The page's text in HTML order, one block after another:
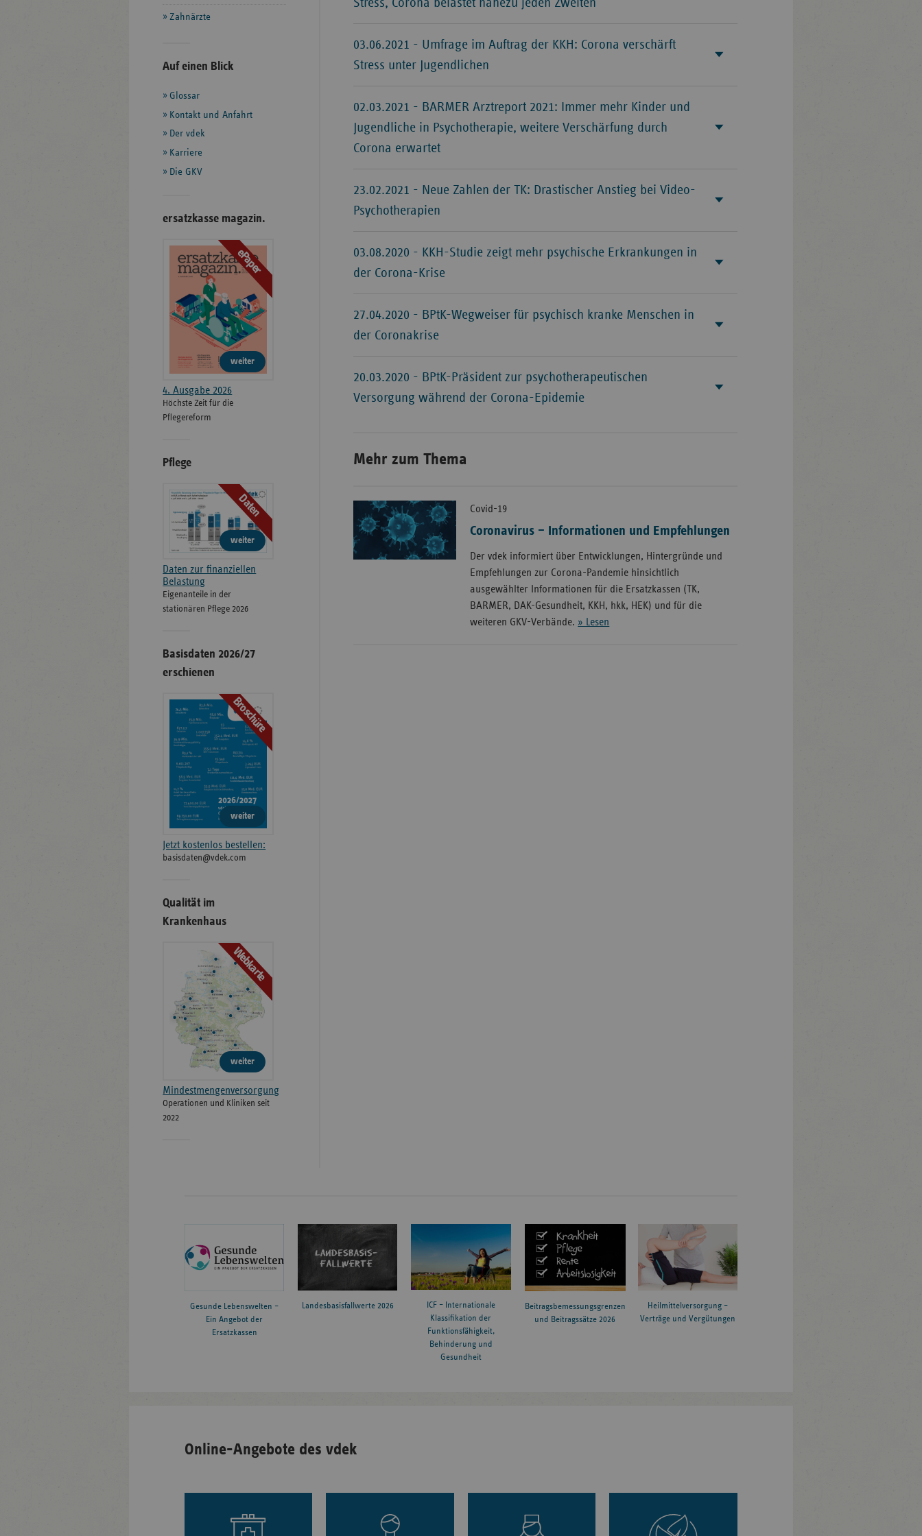
Stress, Corona belastet nahezu jeden Zweiten
03.06.2021 - Umfrage im Auftrag der KKH: Corona verschärft
Stress unter Jugendlichen
02.03.2021 - BARMER Arztreport 2021: Immer mehr Kinder und
Jugendliche in Psychotherapie, weitere Verschärfung durch
Corona erwartet
23.02.2021 - Neue Zahlen der TK: Drastischer Anstieg bei Video-
Psychotherapien
03.08.2020 - KKH-Studie zeigt mehr psychische Erkrankungen in
der Corona-Krise
27.04.2020 - BPtK-Wegweiser für psychisch kranke Menschen in
der Coronakrise
20.03.2020 - BPtK-Präsident zur psychotherapeutischen
Versorgung während der Corona-Epidemie
Mehr zum Thema
Covid-19
Coronavirus – Informationen und Empfehlungen
Der vdek informiert über Entwicklungen, Hintergründe und
Empfehlungen zur Corona-Pandemie hinsichtlich
ausgewählter Informationen für die Ersatzkassen (TK,
BARMER, DAK-Gesundheit, KKH, hkk, HEK) und für die
weiteren GKV-Verbände. » Lesen
Zahnärzte
Seitenleiste
weiteren
Informationen
Auf einen Blick
Glossar
Kontakt und Anfahrt
Der vdek
Karriere
Die GKV
ersatzkasse magazin.
ePaper
weiter
4. Ausgabe 2026
Höchste Zeit für die
Pflegereform
Pflege
Daten
weiter
Daten zur finanziellen
Belastung
Eigenanteile in der
stationären Pflege 2026
Basisdaten 2026/27
erschienen
Broschüre
weiter
Jetzt kostenlos bestellen:
basisdaten@vdek.com
Qualität im
Krankenhaus
Webkarte
weiter
Mindestmengenversorgung
Operationen und Kliniken seit
2022
Gesunde Lebenswelten –
Ein Angebot der
Ersatzkassen
Landesbasisfallwerte 2026
ICF – Internationale
Klassifikation der
Funktionsfähigkeit,
Behinderung und
Gesundheit
Beitragsbemessungsgrenzen
und Beitragssätze 2026
Heilmittelversorgung –
Verträge und Vergütungen
Online-Angebote des vdek